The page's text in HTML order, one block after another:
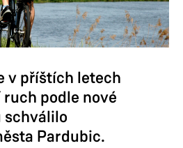
v příštích letech
podle nové
schválilo
Pardubic.